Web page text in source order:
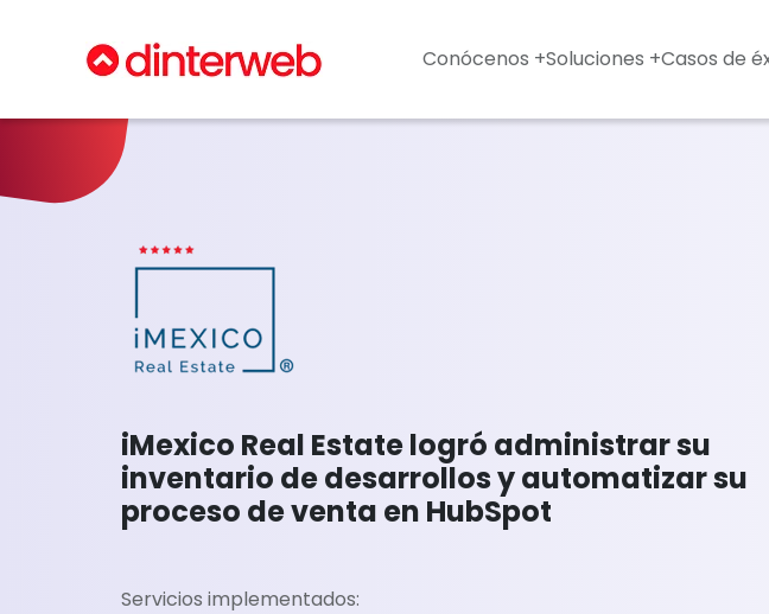
Conócenos +Soluciones +Casos de
iMexico Real Estate logró administrar su
inventario de desarrollos y automatizar su
proceso de venta en HubSpot
Servicios implementados: